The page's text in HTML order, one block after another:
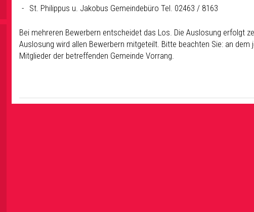
St. Philippus u. Jakobus Gemeindebüro Tel. 02463 / 8163
Bei mehreren Bewerbern entscheidet das Los. Die Auslosung erfolgt
Auslosung wird allen Bewerbern mitgeteilt. Bitte beachten Sie: an
Mitglieder der betreffenden Gemeinde Vorrang.